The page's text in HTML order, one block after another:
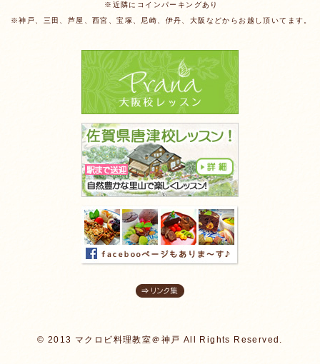
※近隣にコインパーキングあり
※神戸、三田、芦屋、西宮、宝塚、尼崎、伊丹、大阪などからお越し頂いてます。
© 2013 マクロビ料理教室＠神戸 All Rights Reserved.